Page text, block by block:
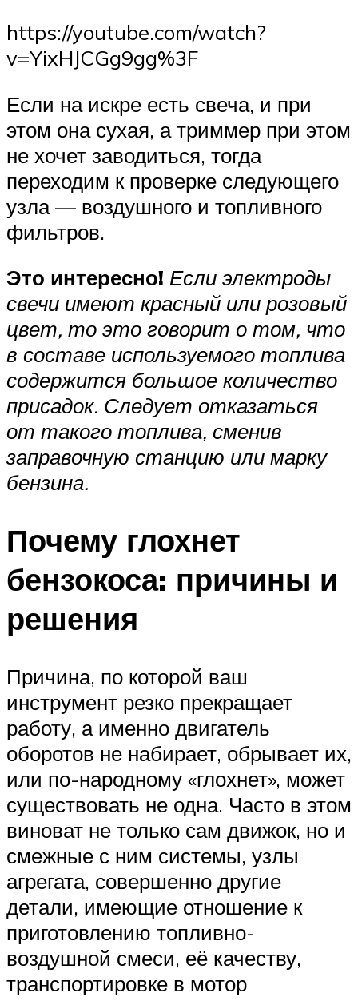
https://youtube.com/watch?
v=YixHJCGg9gg%3F
Если на искре есть свеча, и при
этом она сухая, а триммер при этом
не хочет заводиться, тогда
переходим к проверке следующего
узла — воздушного и топливного
фильтров.
Это интересно! Если электроды
свечи имеют красный или розовый
цвет, то это говорит о том, что
в составе используемого топлива
содержится большое количество
присадок. Следует отказаться
от такого топлива, сменив
заправочную станцию или марку
бензина.
Почему глохнет
бензокоса: причины и
решения
Причина, по которой ваш
инструмент резко прекращает
работу, а именно двигатель
оборотов не набирает, обрывает их,
или по-народному «глохнет», может
существовать не одна. Часто в этом
виноват не только сам движок, но и
смежные с ним системы, узлы
агрегата, совершенно другие
детали, имеющие отношение к
приготовлению топливно-
воздушной смеси, её качеству,
транспортировке в мотор